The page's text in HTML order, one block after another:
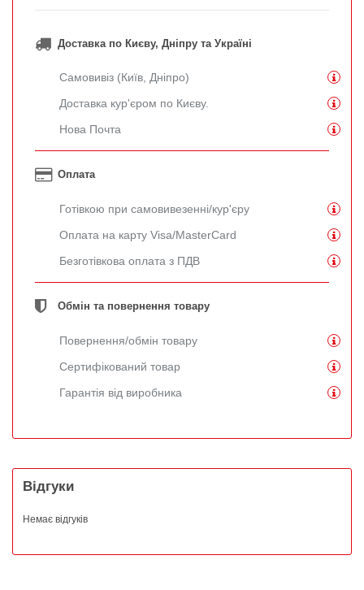
Доставка по Києву, Дніпру та Україні
Самовивіз (Київ, Дніпро)
Доставка кур'єром по Києву.
Нова Почта
Оплата
Готівкою при самовивезенні/кур'єру
Оплата на карту Visa/MasterCard
Безготівкова оплата з ПДВ
Обмін та повернення товару
Повернення/обмін товару
Сертифікований товар
Гарантія від виробника
Відгуки
Немає відгуків